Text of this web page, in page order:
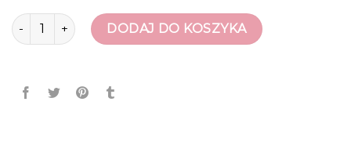
ilość sandaly DODAJ DO KOSZYKA